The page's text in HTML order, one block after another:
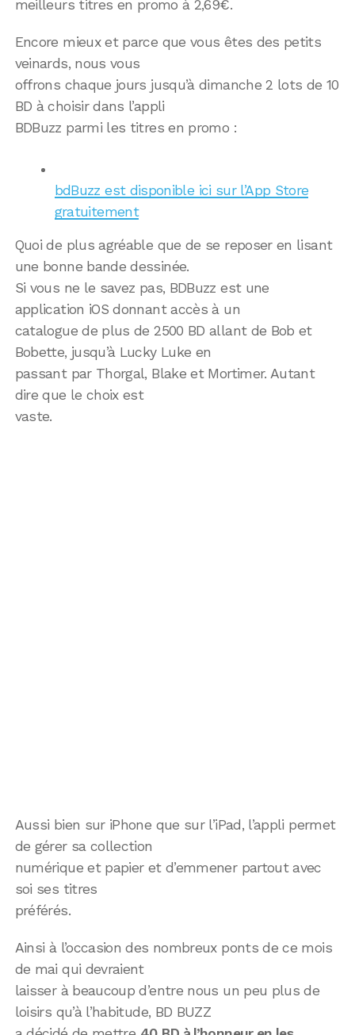
meilleurs titres en promo à 2,69€.
Encore mieux et parce que vous êtes des petits
veinards, nous vous
offrons chaque jours jusqu’à dimanche 2 lots de 10
BD à choisir dans l’appli
BDBuzz parmi les titres en promo :
bdBuzz est disponible ici sur l’App Store
gratuitement
Quoi de plus agréable que de se reposer en lisant
une bonne bande dessinée.
Si vous ne le savez pas, BDBuzz est une
application iOS donnant accès à un
catalogue de plus de 2500 BD allant de Bob et
Bobette, jusqu’à Lucky Luke en
passant par Thorgal, Blake et Mortimer. Autant
dire que le choix est
vaste.
Aussi bien sur iPhone que sur l’iPad, l’appli permet
de gérer sa collection
numérique et papier et d’emmener partout avec
soi ses titres
préférés.
Ainsi à l’occasion des nombreux ponts de ce mois
de mai qui devraient
laisser à beaucoup d’entre nous un peu plus de
loisirs qu’à l’habitude, BD BUZZ